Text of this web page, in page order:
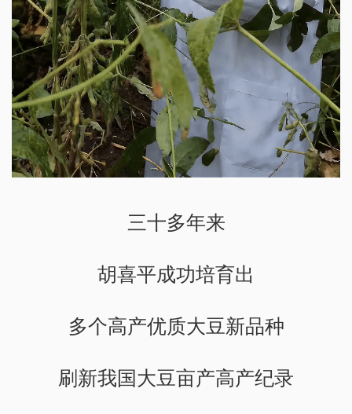
三十多年来
胡喜平成功培育出
多个高产优质大豆新品种
刷新我国大豆亩产高产纪录